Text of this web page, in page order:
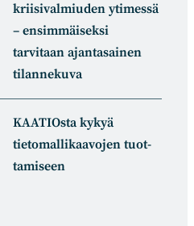
kriisivalmiuden ytimessä
– ensimmäiseksi
tarvitaan ajantasainen
tilannekuva
KAATIOsta kykyä
tietomal­likaa­vojen tuot­
tamiseen